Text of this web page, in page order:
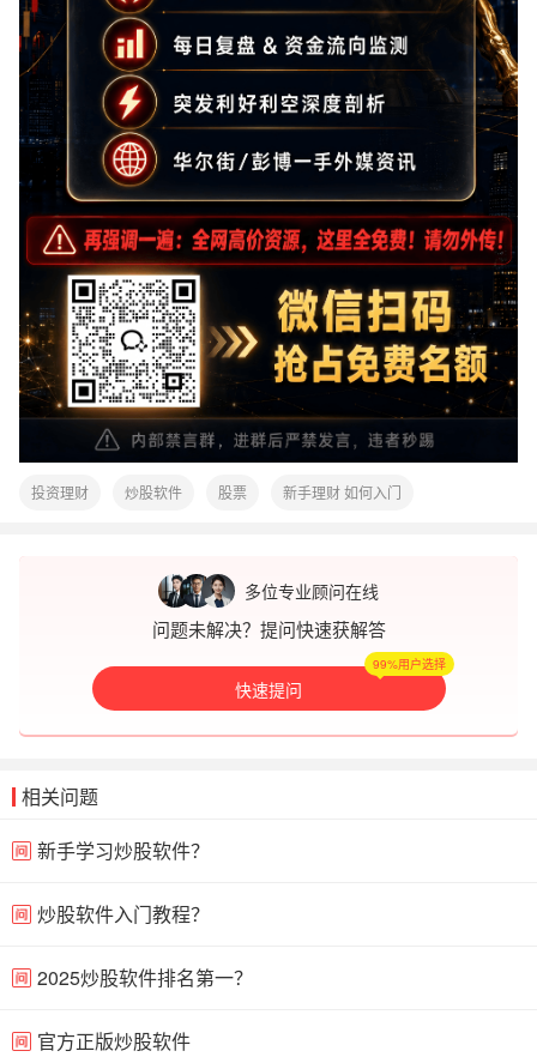
投资理财 炒股软件 股票 新手理财 如何入门
多位专业顾问在线
问题未解决？提问快速获解答
快速提问
99%用户选择
相关问题
新手学习炒股软件？
炒股软件入门教程？
2025炒股软件排名第一？
官方正版炒股软件